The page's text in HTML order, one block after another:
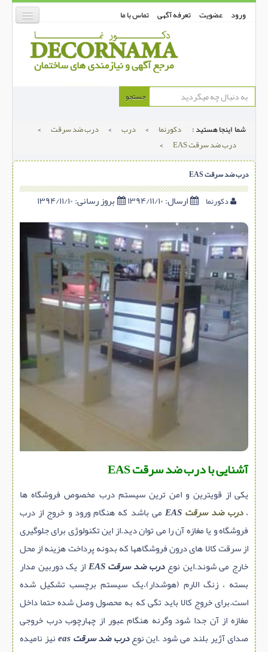
ورود عضویت تعرفه آگهی تماس با ما
دکورنما
دیوارپوش
دکوراسیون داخلی
درب و پنجره
بتن-بتون
شهری ترافیکی
ساخت و ساز
مصالح ساختمانی
سازه پیش ساخته
سنگ ساختمانی
عایق ساختمان
سرویس بهداشتی
پله,نرده,حفاظ
محوطه سازی و نما
ژئوتکنیک
متفرقه
جستجو
شما اینجا هستید : دکورنما > درب > درب ضد سرقت
>
درب ضد سرقت EAS
>
درب ضد سرقت EAS
دکورنما ارسال:۱۳۹۴/۱۱/۱۰ بروز رسانی:
آشنایی با درب ضد سرقت EAS
یکی از قویترین و امن ترین سیستم درب مخصوص فروشگاه ها
، درب ضد سرقت
می باشد که هنگام ورود و خروج از درب
فروشگاه و یا مغازه آن را می توان دید.از این تکنولوژی برای جلوگیری
از سرقت کالا های درون فروشگاهها که بدونه پرداخت هزینه از محل
خارج می شوند.این نوعدرب ضد سرقت EAS
از یک دوربین مدار
بسته ، زنگ الارم (هوشدار)،یک سیستم برچسب تشکیل شده
است.برای خروج کالا باید تگی که به محصول وصل شده حتما داخل
مغازه از آن جدا شود وگرنه هنگام عبور از چهارچوب درب خروجی
صدای آژیر بلند می شود .این نوعدرب ضد سرقت eas
نیز نامیده